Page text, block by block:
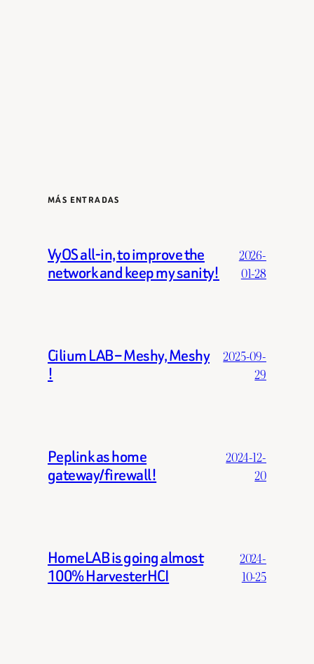
MÁS ENTRADAS
VyOS all-in, to improve the
network and keep my sanity!
2026-
01-28
Cilium LAB – Meshy, Meshy
!
2025-09-
29
Peplink as home
gateway/firewall!
2024-12-
20
HomeLAB is going almost
100% HarvesterHCI
2024-
10-25